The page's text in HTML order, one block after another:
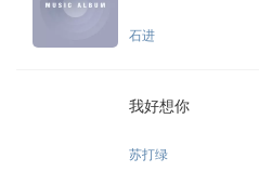
石进
我好想你
苏打绿